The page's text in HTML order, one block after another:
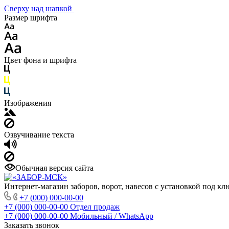
Сверху над шапкой
Размер шрифта
Цвет фона и шрифта
Изображения
Озвучивание текста
Обычная версия сайта
Интернет-магазин заборов, ворот, навесов с установкой под
+7 (000) 000-00-00
+7 (000) 000-00-00 Отдел продаж
+7 (000) 000-00-00 Мобильный / WhatsApp
Заказать звонок